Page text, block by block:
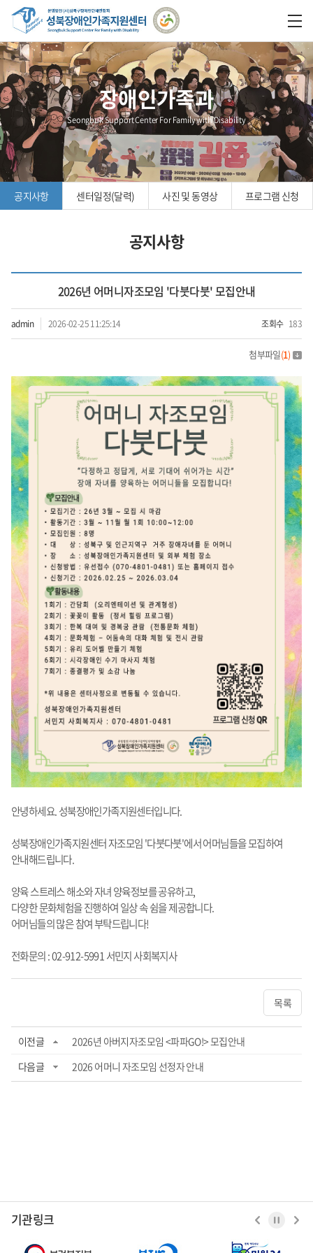
장애인가족과
Seongbuk Support Center For Family with Disability
공지사항 센터일정(달력) 사진 및 동영상 프로그램 신청
공지사항
2026년 어머니자조모임 '다붓다붓' 모집안내
admin 2026-02-25 11:25:14 조회수 183
첨부파일(1)
안녕하세요. 성북장애인가족지원센터입니다.
성북장애인가족지원센터 자조모임 '다붓다붓'에서 어머님들을 모집하여
안내해드립니다.
양육 스트레스 해소와 자녀 양육정보를 공유하고,
다양한 문화체험을 진행하여 일상 속 쉼을 제공합니다.
어머님들의 많은 참여 부탁드립니다!
전화문의 : 02-912-5991 서민지 사회복지사
목록
이전글
2026년 아버지자조모임 <파파GO!> 모집안내
다음글
2026 어머니 자조모임 선정자 안내
기관링크